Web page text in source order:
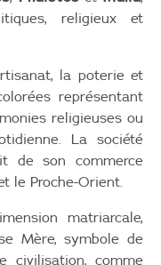
religieux et
la poterie et
représentant
religieuses ou
La société
de son commerce
le Proche-Orient.
matriarcale,
Mère, symbole de
civilisation, comme